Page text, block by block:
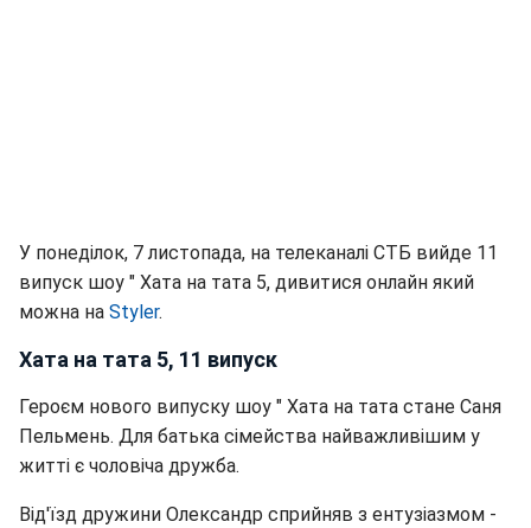
У понеділок, 7 листопада, на телеканалі СТБ вийде 11
випуск шоу " Хата на тата 5, дивитися онлайн який
можна на Styler.
Хата на тата 5, 11 випуск
Героєм нового випуску шоу " Хата на тата стане Саня
Пельмень. Для батька сімейства найважливішим у
житті є чоловіча дружба.
Від'їзд дружини Олександр сприйняв з ентузіазмом -